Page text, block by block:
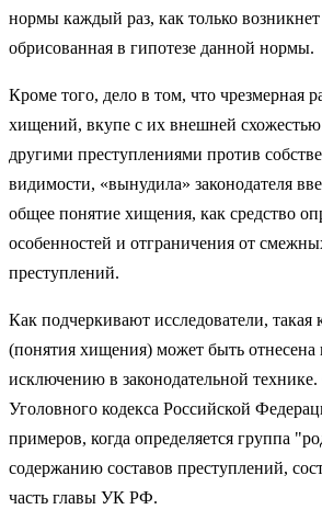
нормы каждый раз, как только возникнет
обрисованная в гипотезе данной нормы.
Кроме того, дело в том, что чрезмерная
хищений, вкупе с их внешней
другими преступлениями против
видимости, «вынудила» законодателя
общее понятие хищения, как средство
особенностей и отграничения от
преступлений.
Как подчеркивают исследователи, такая
(понятия хищения) может быть отнесена
исключению в законодательной технике.
Уголовного кодекса Российской
примеров, когда определяется группа
содержанию составов преступлений,
часть главы УК РФ.